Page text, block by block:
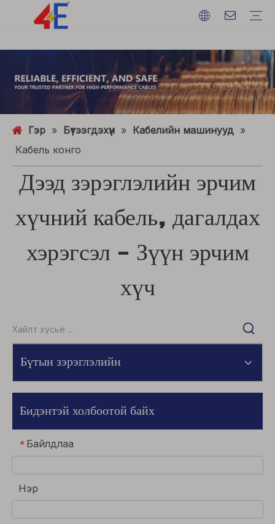
Гэр » Бүтээгдэхүүн » Кабелийн машинууд »
Кабель конго
Дээд зэрэглэлийн эрчим
хүчний кабель, дагалдах
хэрэгсэл - Зүүн эрчим
хүч
Бүтын зэрэглэлийн
Бидэнтэй холбоотой байх
* Байлдлаа
Нэр